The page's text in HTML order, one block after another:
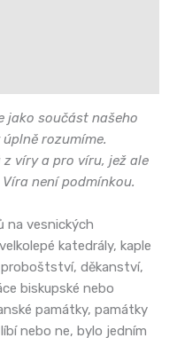
jako součást našeho
rozumíme.
víry a pro víru, jež ale
není podmínkou.
na vesnických
katedrály, kaple
děkanství,
biskupské nebo
památky, památky
nebo ne, bylo jedním